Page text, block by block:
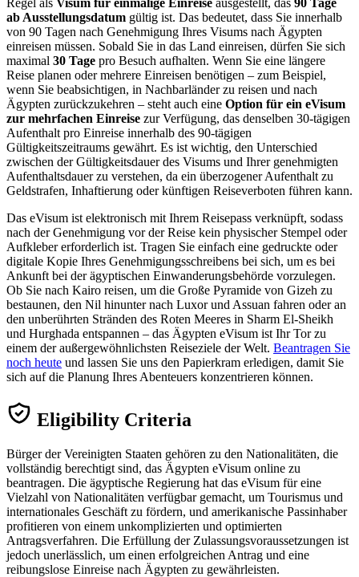
Regel als Visum für einmalige Einreise ausgestellt, das 90 Tage
ab Ausstellungsdatum gültig ist. Das bedeutet, dass Sie innerhalb
von 90 Tagen nach Genehmigung Ihres Visums nach Ägypten
einreisen müssen. Sobald Sie in das Land einreisen, dürfen Sie sich
maximal 30 Tage pro Besuch aufhalten. Wenn Sie eine längere
Reise planen oder mehrere Einreisen benötigen – zum Beispiel,
wenn Sie beabsichtigen, in Nachbarländer zu reisen und nach
Ägypten zurückzukehren – steht auch eine Option für ein eVisum
zur mehrfachen Einreise zur Verfügung, das denselben 30-tägigen
Aufenthalt pro Einreise innerhalb des 90-tägigen
Gültigkeitszeitraums gewährt. Es ist wichtig, den Unterschied
zwischen der Gültigkeitsdauer des Visums und Ihrer genehmigten
Aufenthaltsdauer zu verstehen, da ein überzogener Aufenthalt zu
Geldstrafen, Inhaftierung oder künftigen Reiseverboten führen kann.
Das eVisum ist elektronisch mit Ihrem Reisepass verknüpft, sodass
nach der Genehmigung vor der Reise kein physischer Stempel oder
Aufkleber erforderlich ist. Tragen Sie einfach eine gedruckte oder
digitale Kopie Ihres Genehmigungsschreibens bei sich, um es bei
Ankunft bei der ägyptischen Einwanderungsbehörde vorzulegen.
Ob Sie nach Kairo reisen, um die Große Pyramide von Gizeh zu
bestaunen, den Nil hinunter nach Luxor und Assuan fahren oder an
den unberührten Stränden des Roten Meeres in Sharm El-Sheikh
und Hurghada entspannen – das Ägypten eVisum ist Ihr Tor zu
einem der außergewöhnlichsten Reiseziele der Welt. Beantragen Sie
noch heute und lassen Sie uns den Papierkram erledigen, damit Sie
sich auf die Planung Ihres Abenteuers konzentrieren können.
Eligibility Criteria
Bürger der Vereinigten Staaten gehören zu den Nationalitäten, die
vollständig berechtigt sind, das Ägypten eVisum online zu
beantragen. Die ägyptische Regierung hat das eVisum für eine
Vielzahl von Nationalitäten verfügbar gemacht, um Tourismus und
internationales Geschäft zu fördern, und amerikanische Passinhaber
profitieren von einem unkomplizierten und optimierten
Antragsverfahren. Die Erfüllung der Zulassungsvoraussetzungen ist
jedoch unerlässlich, um einen erfolgreichen Antrag und eine
reibungslose Einreise nach Ägypten zu gewährleisten.